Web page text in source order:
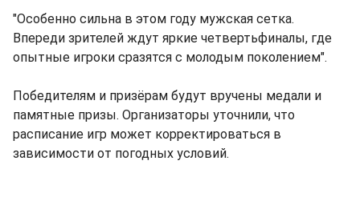
"Особенно сильна в этом году мужская сетка.
Впереди зрителей ждут яркие четвертьфиналы, где
опытные игроки сразятся с молодым поколением".
Победителям и призёрам будут вручены медали и
памятные призы. Организаторы уточнили, что
расписание игр может корректироваться в
зависимости от погодных условий.